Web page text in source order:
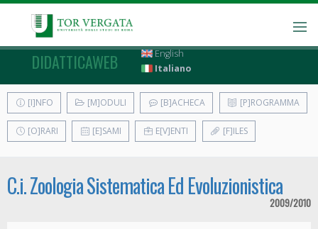
DIDATTICAWEB
English
Italiano
[I]NFO [M]ODULI [B]ACHECA [P]ROGRAMMA
[O]RARI [E]SAMI E[V]ENTI [F]ILES
C.i. Zoologia Sistematica Ed Evoluzionistica
2009/2010